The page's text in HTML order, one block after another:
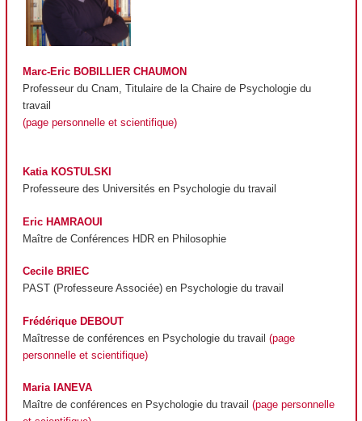
Marc-Eric BOBILLIER CHAUMON
Professeur du Cnam, Titulaire de la Chaire de Psychologie du
travail
(page personnelle et scientifique)
Katia KOSTULSKI
Professeure des Universités en Psychologie du travail
Eric HAMRAOUI
Maître de Conférences HDR en Philosophie
Cecile BRIEC
PAST (Professeure Associée) en Psychologie du travail
Frédérique DEBOUT
Maîtresse de conférences en Psychologie du travail (page
personnelle et scientifique)
Maria IANEVA
Maître de conférences en Psychologie du travail (page personnelle